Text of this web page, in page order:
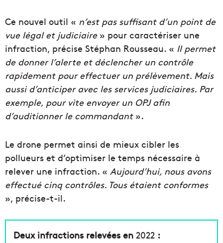
Ce nouvel outil « n’est pas suffisant d’un point de
vue légal et judiciaire» pour caractériser une
infraction, précise Stéphan Rousseau. « Il permet
de donner l’alerte et déclencher un contrôle
rapidement pour effectuer un prélèvement. Mais
aussi d’anticiper avec les services judiciaires. Par
exemple, pour vite envoyer un OPJ afin
d’auditionner le commandant».
Le drone permet ainsi de mieux cibler les
pollueurs et d’optimiser le temps nécessaire à
relever une infraction. « Aujourd’hui, nous avons
effectué cinq contrôles. Tous étaient conformes
», précise-t-il.
Deux infractions relevées en 2022 :